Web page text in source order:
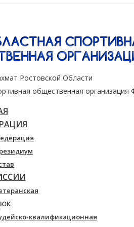
Ростовской Области
общественная
квалификационная